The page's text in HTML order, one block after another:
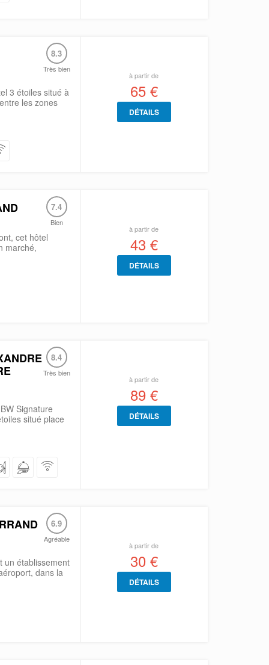
8.3
Très bien
3 étoiles situé à
les zones
à partir de
65 €
DÉTAILS
7.4
Bien
cet hôtel
marché,
à partir de
43 €
DÉTAILS
8.4
Très bien
Signature
situé place
à partir de
89 €
DÉTAILS
6.9
Agréable
un établissement
dans la
à partir de
30 €
DÉTAILS